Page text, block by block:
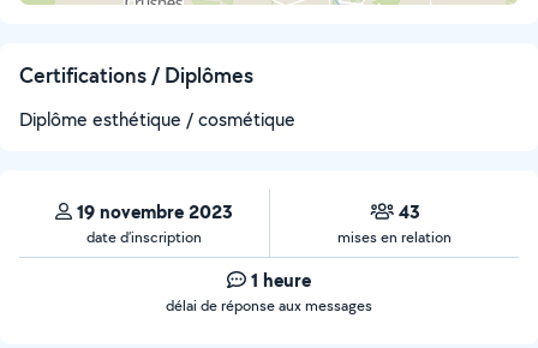
Certifications / Diplômes
Diplôme esthétique / cosmétique
19 novembre 2023
date d’inscription
43
mises en relation
1 heure
délai de réponse aux messages